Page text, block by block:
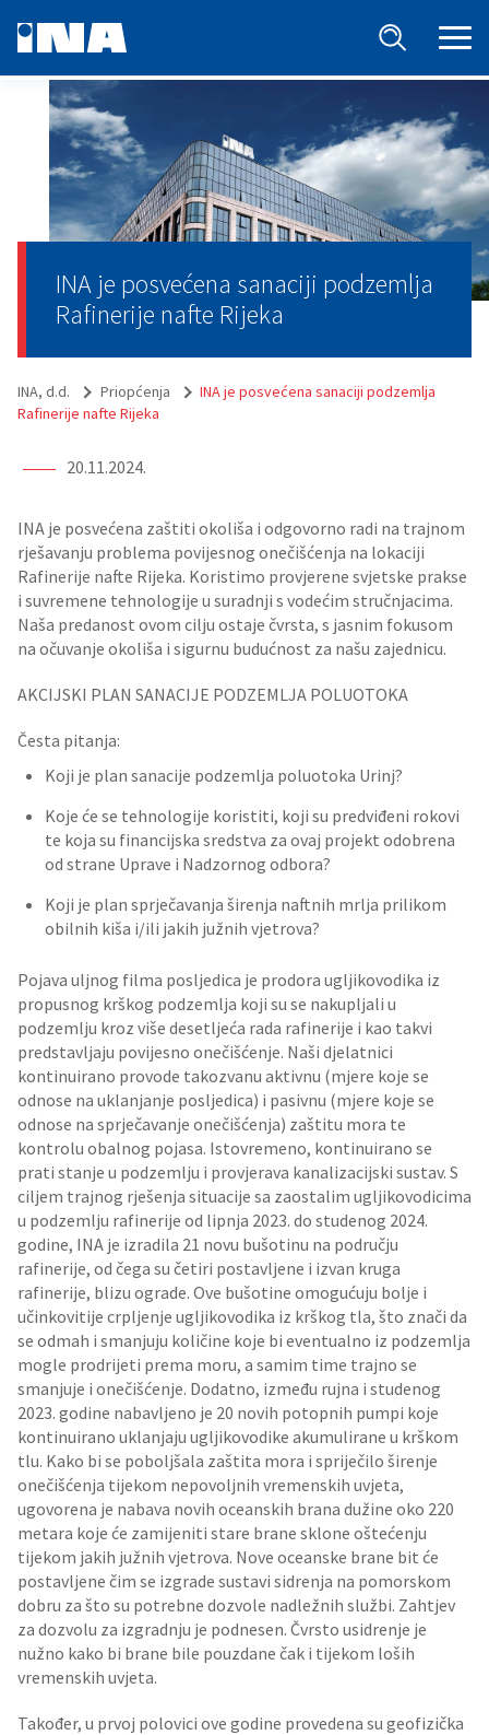
INA je posvećena sanaciji podzemlja
Rafinerije nafte Rijeka
INA, d.d. Priopćenja
INA je posvećena sanaciji podzemlja
Rafinerije nafte Rijeka
20.11.2024.
INA je posvećena zaštiti okoliša i odgovorno radi na trajnom
rješavanju problema povijesnog onečišćenja na lokaciji
Rafinerije nafte Rijeka. Koristimo provjerene svjetske prakse
i suvremene tehnologije u suradnji s vodećim stručnjacima.
Naša predanost ovom cilju ostaje čvrsta, s jasnim fokusom
na očuvanje okoliša i sigurnu budućnost za našu zajednicu.
AKCIJSKI PLAN SANACIJE PODZEMLJA POLUOTOKA
Česta pitanja:
Koji je plan sanacije podzemlja poluotoka Urinj?
Koje će se tehnologije koristiti, koji su predviđeni rokovi
te koja su financijska sredstva za ovaj projekt odobrena
od strane Uprave i Nadzornog odbora?
Koji je plan sprječavanja širenja naftnih mrlja prilikom
obilnih kiša i/ili jakih južnih vjetrova?
Pojava uljnog filma posljedica je prodora ugljikovodika iz
propusnog krškog podzemlja koji su se nakupljali u
podzemlju kroz više desetljeća rada rafinerije i kao takvi
predstavljaju povijesno onečišćenje. Naši djelatnici
kontinuirano provode takozvanu aktivnu (mjere koje se
odnose na uklanjanje posljedica) i pasivnu (mjere koje se
odnose na sprječavanje onečišćenja) zaštitu mora te
kontrolu obalnog pojasa. Istovremeno, kontinuirano se
prati stanje u podzemlju i provjerava kanalizacijski sustav. S
ciljem trajnog rješenja situacije sa zaostalim ugljikovodicima
u podzemlju rafinerije od lipnja 2023. do studenog 2024.
godine, INA je izradila 21 novu bušotinu na području
rafinerije, od čega su četiri postavljene i izvan kruga
rafinerije, blizu ograde. Ove bušotine omogućuju bolje i
učinkovitije crpljenje ugljikovodika iz krškog tla, što znači da
se odmah i smanjuju količine koje bi eventualno iz podzemlja
mogle prodrijeti prema moru, a samim time trajno se
smanjuje i onečišćenje. Dodatno, između rujna i studenog
2023. godine nabavljeno je 20 novih potopnih pumpi koje
kontinuirano uklanjaju ugljikovodike akumulirane u krškom
tlu. Kako bi se poboljšala zaštita mora i spriječilo širenje
onečišćenja tijekom nepovoljnih vremenskih uvjeta,
ugovorena je nabava novih oceanskih brana dužine oko 220
metara koje će zamijeniti stare brane sklone oštećenju
tijekom jakih južnih vjetrova. Nove oceanske brane bit će
postavljene čim se izgrade sustavi sidrenja na pomorskom
dobru za što su potrebne dozvole nadležnih službi. Zahtjev
za dozvolu za izgradnju je podnesen. Čvrsto usidrenje je
nužno kako bi brane bile pouzdane čak i tijekom loših
vremenskih uvjeta.
Također, u prvoj polovici ove godine provedena su geofizička